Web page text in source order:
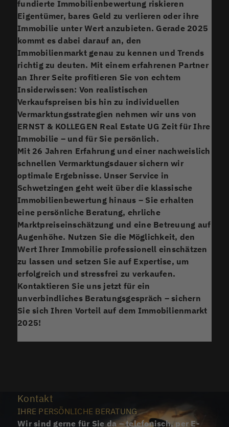
fundierte Immobilienbewertung riskieren
Eigentümer, bares Geld zu verlieren oder ihre
Immobilie unter Wert anzubieten. Gerade 2025
kommt es dabei darauf an, den
Immobilienmarkt genau zu kennen und Trends
richtig zu deuten. Mit einem erfahrenen Partner
an Ihrer Seite profitieren Sie von echtem
Insiderwissen: Von realistischen
Verkaufspreisen bis hin zu individuellen
Vermarktungsstrategien nehmen wir uns von
ERNST & KOLLEGEN Real Estate UG Zeit für Ihre
Immobilie – und für Sie persönlich.
Mit 26 Jahren Erfahrung und einer nachweislich
schnellen Vermarktungsdauer sichern wir
optimale Ergebnisse. Unser Service in
Schwetzingen geht weit über die klassische
Immobilienbewertung hinaus – Sie erhalten
eine persönliche Beratung, ehrliche
Marktpreiseinschätzung und eine Betreuung auf
Augenhöhe. Nutzen Sie die Möglichkeit, den
Wert Ihrer Immobilie professionell einschätzen
zu lassen und setzen Sie auf Expertise, um
erfolgreich und stressfrei zu verkaufen.
Kontaktieren Sie uns jetzt für ein
unverbindliches Beratungsgespräch – sichern
Sie sich Ihren Vorteil auf dem Immobilienmarkt
2025!
Kontakt
IHRE PERSÖNLICHE BERATUNG
Wir sind gerne für Sie da – telefonisch, per E-